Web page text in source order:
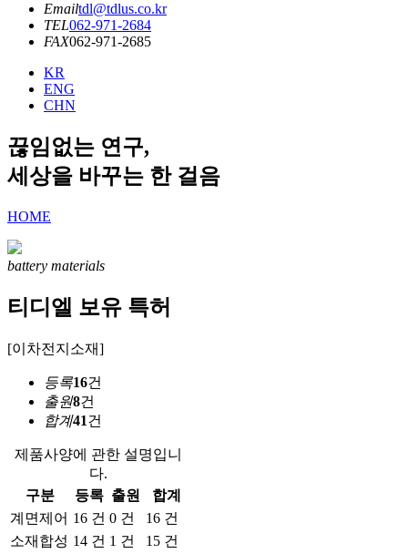
Emailtdl@tdlus.co.kr
TEL062-971-2684
FAX062-971-2685
KR
ENG
CHN
끊임없는 연구,
세상을 바꾸는 한 걸음
HOME
battery materials
티디엘 보유 특허
[이차전지소재]
등록16건
출원8건
합계41건
제품사양에 관한 설명입니
다.
구분
등록 출원
합계
계면제어 16 건 0 건
16 건
소재합성 14 건 1 건
15 건